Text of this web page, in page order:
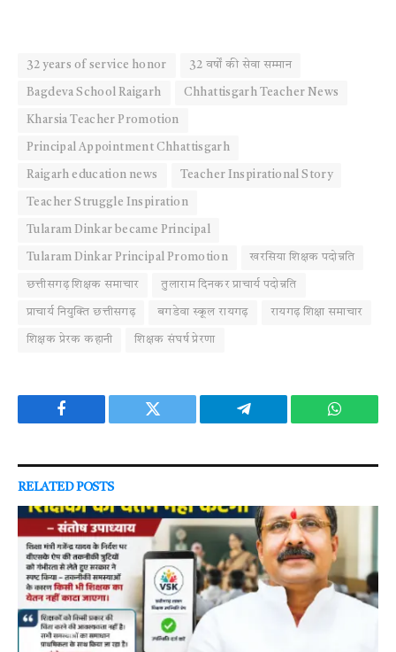
32 years of service honor 32 वर्षों की सेवा सम्मान
Bagdeva School Raigarh Chhattisgarh Teacher News
Kharsia Teacher Promotion
Principal Appointment Chhattisgarh
Raigarh education news Teacher Inspirational Story
Teacher Struggle Inspiration
Tularam Dinkar became Principal
Tularam Dinkar Principal Promotion खरसिया शिक्षक पदोन्नति
छत्तीसगढ़ शिक्षक समाचार तुलाराम दिनकर प्राचार्य पदोन्नति
प्राचार्य नियुक्ति छत्तीसगढ़ बगडेवा स्कूल रायगढ़ रायगढ़ शिक्षा समाचार
शिक्षक प्रेरक कहानी शिक्षक संघर्ष प्रेरणा
Facebook Twitter Telegram
RELATEDPOSTS